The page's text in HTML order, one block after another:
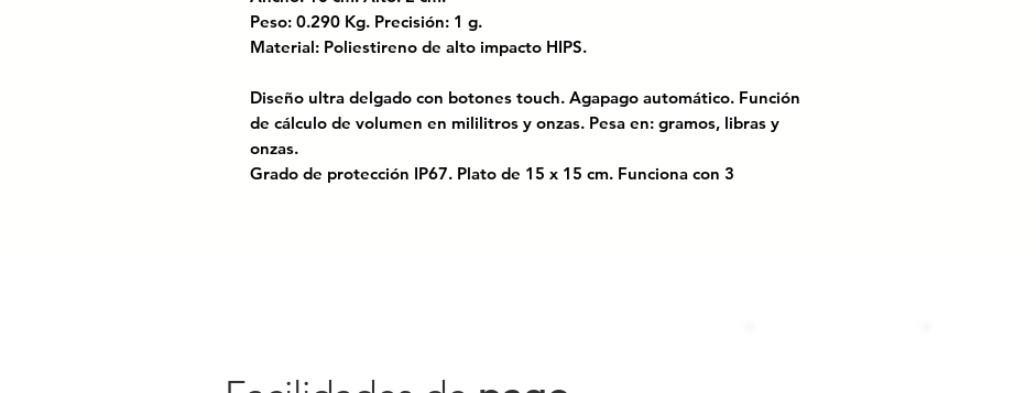
Peso: 0.290 Kg. Precisión: 1 g.
Material: Poliestireno de alto impacto HIPS.
Diseño ultra delgado con botones touch. Agapago automático. Función
de cálculo de volumen en mililitros y onzas. Pesa en: gramos, libras y
onzas.
Grado de protección IP67. Plato de 15 x 15 cm. Funciona con 3